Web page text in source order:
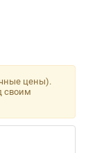
цены).
своим